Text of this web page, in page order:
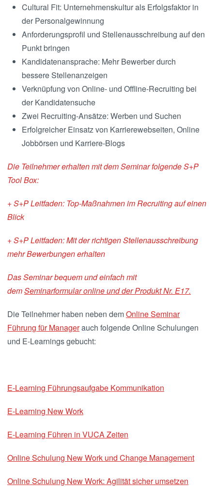
Cultural Fit: Unternehmenskultur als Erfolgsfaktor in
der Personalgewinnung
Anforderungsprofil und Stellenausschreibung auf den
Punkt bringen
Kandidatenansprache: Mehr Bewerber durch
bessere Stellenanzeigen
Verknüpfung von Online- und Offline-Recruiting bei
der Kandidatensuche
Zwei Recruiting-Ansätze: Werben und Suchen
Erfolgreicher Einsatz von Karrierewebseiten, Online
Jobbörsen und Karriere-Blogs
Die Teilnehmer erhalten mit dem Seminar folgende S+P
Tool Box:
+ S+P Leitfaden: Top-Maßnahmen im Recruiting auf einen
Blick
+ S+P Leitfaden: Mit der richtigen Stellenausschreibung
mehr Bewerbungen erhalten
Das Seminar bequem und einfach mit
demSeminarformular online und der Produkt Nr. E17.
Die Teilnehmer haben neben demOnline Seminar
Führung für Managerauch folgende Online Schulungen
und E-Learnings gebucht:
E-Learning Führungsaufgabe Kommunikation
E-Learning New Work
E-Learning Führen in VUCA Zeiten
Online Schulung New Work und Change Management
Online Schulung New Work: Agilität sicher umsetzen